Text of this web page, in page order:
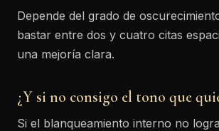
Depende del grado de
bastar entre dos y cuatro citas
una mejoría clara.
¿Y si no consigo el tono que
Si el blanqueamiento interno no